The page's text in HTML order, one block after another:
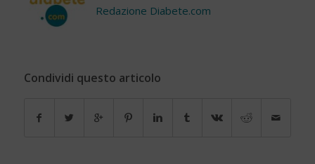
Redazione Diabete.com
Condividi questo articolo